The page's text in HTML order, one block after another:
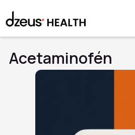
Acetaminofén